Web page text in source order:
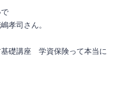
孝司さん。
基礎講座 学資保険って本当に